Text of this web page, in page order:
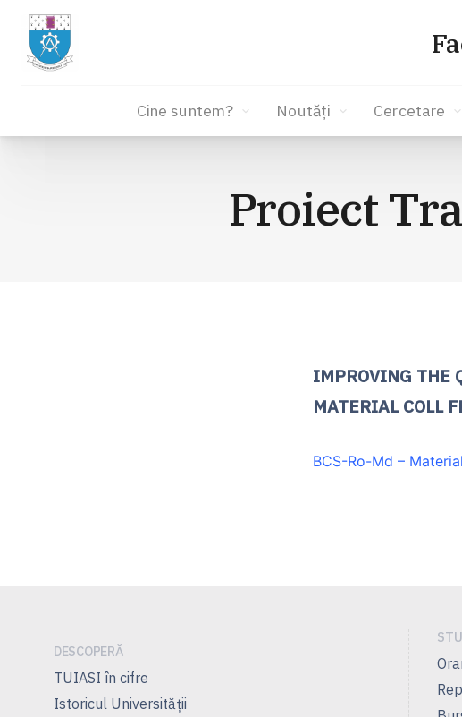
Cine suntem? Noutăți Cercetare
Proiect
IMPROVING THE
MATERIAL COLL
BCS-Ro-Md –
DESCOPERĂ
TUIASI în cifre
Istoricul Universităţii